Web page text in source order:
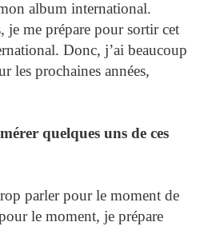
album international.
je me prépare pour sortir cet
Donc, j’ai beaucoup
les prochaines années,
quelques uns de ces
parler pour le moment de
le moment, je prépare